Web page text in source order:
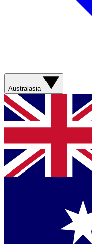
Australasia